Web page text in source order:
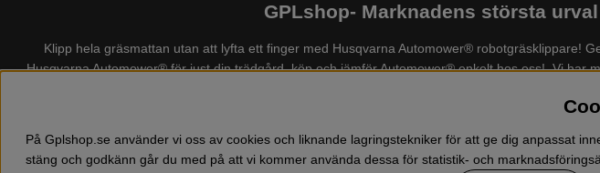
GPLshop- Marknadens största
Klipp hela gräsmattan utan att lyfta ett finger med Husqvarna Automower® robotgräsklippare!
Husqvarna Automower®för just din trädgård, köp och jämför Automower® enkelt hos oss! Vi har
mm.
På Gplshop.se använder vi oss av cookies och liknande lagringstekniker för att ge dig anpassat
stäng och godkänn går du med på att vi kommer använda dessa för statistik- och